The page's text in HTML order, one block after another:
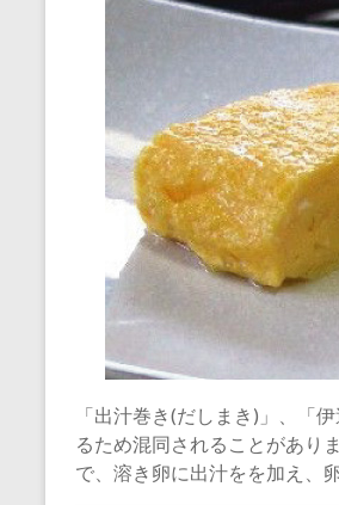
「出汁巻き(だしまき)」、「
るため混同されることがあり
で、溶き卵に出汁をを加え、